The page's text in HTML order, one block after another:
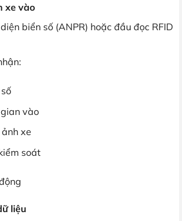
xe vào
biển số (ANPR) hoặc đầu đọc RFID
vào
xe
soát
liệu